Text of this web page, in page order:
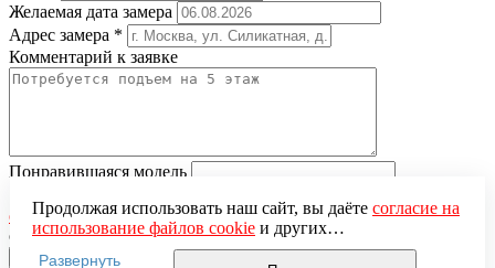
Желаемая дата замера
Адрес замера *
Комментарий к заявке
Понравившаяся модель
обработку персональных данных и подтверждаете
ознакомление сПолитикой обработки персональных данных
Продолжая использовать наш сайт, вы даёте согласие на
использование файлов cookieи других
пользовательских данных (включая IP-адрес, сведения о
Развернуть